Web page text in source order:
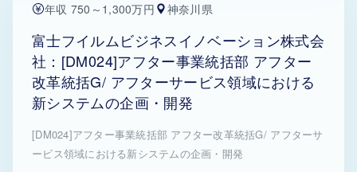
年収 750～1,300万円 神奈川県
富士フイルムビジネスイノベーション株式会
社：[DM024]アフター事業統括部 アフター
改革統括G/ アフターサービス領域における
新システムの企画・開発
[DM024]アフター事業統括部 アフター改革統括G/ アフターサ
ービス領域における新システムの企画・開発